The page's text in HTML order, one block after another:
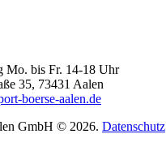
Mo. bis Fr. 14-18 Uhr
35, 73431 Aalen
boerse-aalen.de
GmbH © 2026. Datenschutz